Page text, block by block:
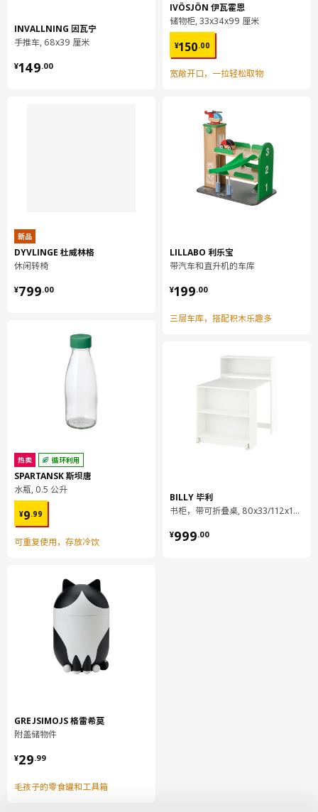
货号 相关文件
303.075.55 BESTÅ 贝达 抽屉垫
INVALLNING 因瓦宁
手推车, 68x39 厘米
¥149.00
¥ 149.00
新品
DYVLINGE 杜威林格
休闲转椅
¥799.00
¥ 799.00
热卖 循环利用
SPARTANSK 斯坝唐
水瓶, 0.5 公升
¥9.99
¥ 9.99
可重复使用，存放冷饮
GREJSIMOJS 格雷希莫
附盖储物件
¥29.99
¥ 29.99
毛孩子的零食罐和工具箱
IVÖSJÖN 伊瓦霍恩
储物柜, 33x34x99 厘米
¥150.00
¥ 150.00
宽敞开口，一拉轻松取物
LILLABO 利乐宝
带汽车和直升机的车库
¥199.00
¥ 199.00
三层车库，搭配积木乐趣多
BILLY 毕利
书柜，带可折叠桌, 80x33/112x106 厘米
¥999.00
¥ 999.00